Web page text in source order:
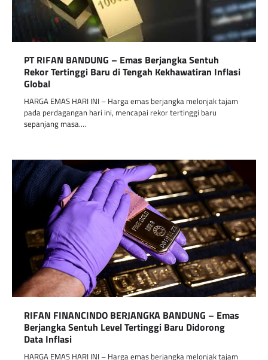
PT RIFAN BANDUNG – Emas Berjangka Sentuh
Rekor Tertinggi Baru di Tengah Kekhawatiran Inflasi
Global
HARGA EMAS HARI INI – Harga emas berjangka melonjak tajam
pada perdagangan hari ini, mencapai rekor tertinggi baru
sepanjang masa.…
RIFAN FINANCINDO BERJANGKA BANDUNG – Emas
Berjangka Sentuh Level Tertinggi Baru Didorong
Data Inflasi
HARGA EMAS HARI INI – Harga emas berjangka melonjak tajam